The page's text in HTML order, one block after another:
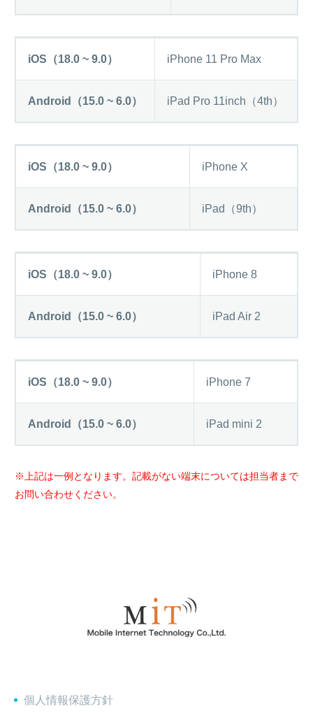
iOS（18.0 ~ 9.0） iPhone 11 Pro Max
Android（15.0 ~ 6.0） iPad Pro 11inch（4th）
iOS（18.0 ~ 9.0） iPhone X
Android（15.0 ~ 6.0） iPad（9th）
iOS（18.0 ~ 9.0） iPhone 8
Android（15.0 ~ 6.0） iPad Air 2
iOS（18.0 ~ 9.0） iPhone 7
Android（15.0 ~ 6.0） iPad mini 2
※上記は一例となります。記載がない端末については担当者まで
お問い合わせください。
個人情報保護方針